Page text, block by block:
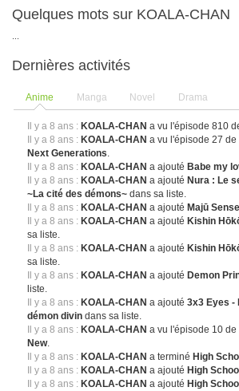
Quelques mots sur KOALA-CHAN
Dernières activités
Anime Manga Novel Drama
Il y a 8 ans : KOALA-CHAN a vu l'épisode 810
Il y a 8 ans : KOALA-CHAN a vu l'épisode 27 de
Next Generations.
Il y a 8 ans : KOALA-CHAN a ajouté Babe my
Il y a 8 ans : KOALA-CHAN a ajouté Nura : Le
~La cité des démons~ dans sa liste.
Il y a 8 ans : KOALA-CHAN a ajouté Majū
Il y a 8 ans : KOALA-CHAN a ajouté Kishin
sa liste.
Il y a 8 ans : KOALA-CHAN a ajouté Kishin
sa liste.
Il y a 8 ans : KOALA-CHAN a ajouté Demon
liste.
Il y a 8 ans : KOALA-CHAN a ajouté3x3 Eyes -
démon divin dans sa liste.
Il y a 8 ans : KOALA-CHAN a vu l'épisode 10 de
New.
Il y a 8 ans : KOALA-CHAN a terminé High
Il y a 8 ans : KOALA-CHAN a ajouté High
Il y a 8 ans : KOALA-CHAN a ajouté High